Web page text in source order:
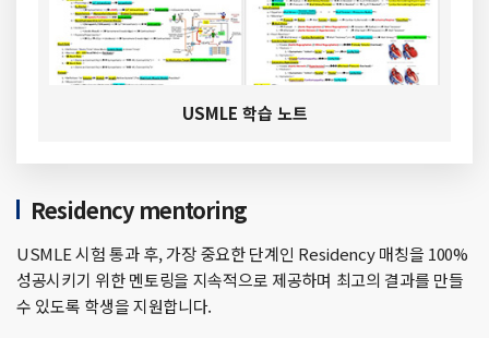
USMLE 학습 노트
Residency mentoring
USMLE 시험 통과 후, 가장 중요한 단계인 Residency 매칭을 100%
성공시키기 위한 멘토링을 지속적으로 제공하며 최고의 결과를 만들
수 있도록 학생을 지원합니다.